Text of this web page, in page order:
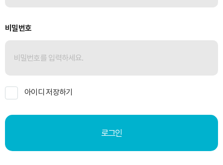
비밀번호
아이디 저장하기
로그인